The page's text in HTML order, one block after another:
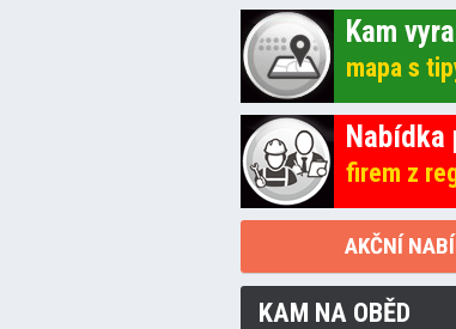
Kam
mapa s
Nabídka
firem z
AKČNÍ
KAM NA OBĚD